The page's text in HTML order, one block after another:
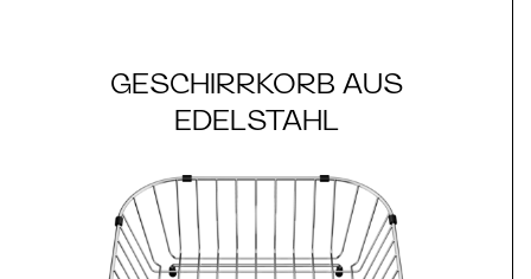
GESCHIRRKORB AUS
EDELSTAHL